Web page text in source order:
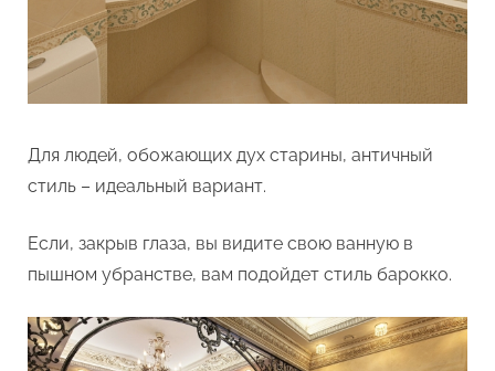
Для людей, обожающих дух старины, античный
стиль – идеальный вариант.
Если, закрыв глаза, вы видите свою ванную в
пышном убранстве, вам подойдет стиль барокко.